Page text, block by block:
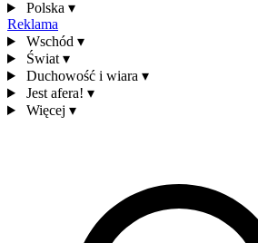
Polska ▾
Reklama
Wschód ▾
Świat ▾
Duchowość i wiara ▾
Jest afera! ▾
Więcej ▾